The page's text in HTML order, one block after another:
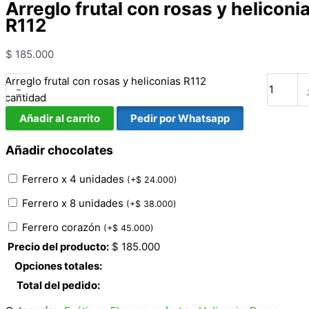
Arreglo frutal con rosas y
R112
$ 185.000
-
Arreglo frutal con rosas y heliconias R112
cantidad
Añadir al carrito Pedir por Whatsapp
Añadir chocolates
Ferrero x 4 unidades (+$ 24.000)
Ferrero x 8 unidades (+$ 38.000)
Ferrero corazón (+$ 45.000)
Precio del producto: $ 185.000
Opciones totales:
Total del pedido: